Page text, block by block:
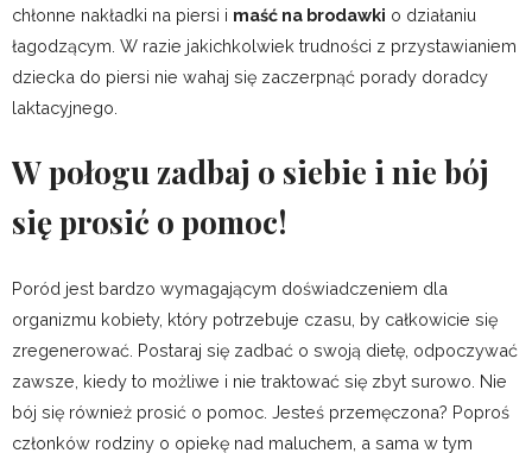
chłonne nakładki na piersi i maść na brodawki o działaniu
łagodzącym. W razie jakichkolwiek trudności z przystawianiem
dziecka do piersi nie wahaj się zaczerpnąć porady doradcy
laktacyjnego.
W połogu zadbaj o siebie i nie bój
się prosić o pomoc!
Poród jest bardzo wymagającym doświadczeniem dla
organizmu kobiety, który potrzebuje czasu, by całkowicie się
zregenerować. Postaraj się zadbać o swoją dietę, odpoczywać
zawsze, kiedy to możliwe i nie traktować się zbyt surowo. Nie
bój się również prosić o pomoc. Jesteś przemęczona? Poproś
członków rodziny o opiekę nad maluchem, a sama w tym